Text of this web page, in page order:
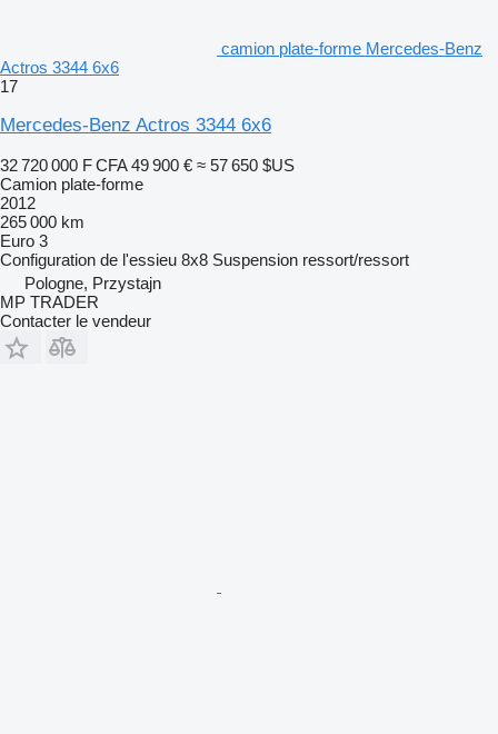
camion plate-forme Mercedes-Benz
Actros 3344 6x6
17
Mercedes-Benz Actros 3344 6x6
32 720 000 F CFA 49 900 € ≈ 57 650 $US
Camion plate-forme
2012
265 000 km
Euro 3
Configuration de l'essieu 8x8 Suspension ressort/ressort
Pologne, Przystajn
MP TRADER
Contacter le vendeur